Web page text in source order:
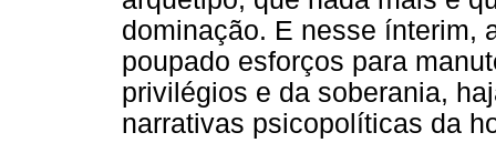
dominação. E nesse ínterim,
poupado esforços para
privilégios e da soberania,
narrativas psicopolíticas da